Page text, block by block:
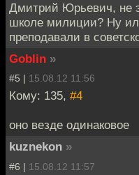
Дмитрий Юрьевич, не
школе милиции? Ну
преподавали в
Goblin »
#5 | 15.08.12 11:56
Кому: 135, #4
оно везде одинаковое
kuznekon »
#6 | 15.08.12 11:57